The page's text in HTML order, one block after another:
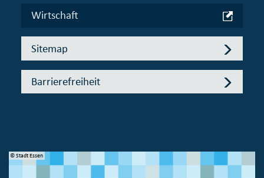
Wirtschaft
Sitemap
Barrierefreiheit
© Stadt Essen